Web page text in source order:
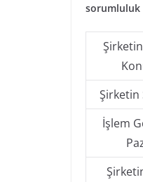
sorumluluk
Şirketin
İşlem